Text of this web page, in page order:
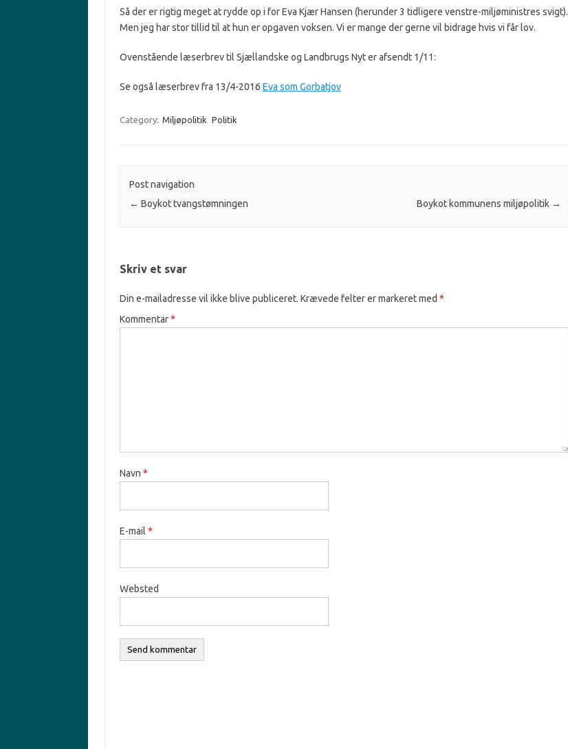
Så der er rigtig meget at rydde op i for Eva Kjær Hansen (herunder 3 tidligere venstre-miljøministres svigt).
Men jeg har stor tillid til at hun er opgaven voksen. Vi er mange der gerne vil bidrage hvis vi får lov.
Ovenstående læserbrev til Sjællandske og Landbrugs Nyt er afsendt 1/11:
Se også læserbrev fra 13/4-2016 Eva som Gorbatjov
Category: Miljøpolitik Politik
Post navigation
← Boykot tvangstømningen Boykot kommunens miljøpolitik →
Skriv et svar
Din e-mailadresse vil ikke blive publiceret. Krævede felter er markeret med *
Kommentar*
Navn *
E-mail *
Websted